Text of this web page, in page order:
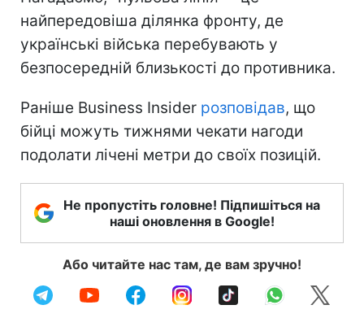
найпередовіша ділянка фронту, де
українські війська перебувають у
безпосередній близькості до противника.
Раніше Business Insider розповідав, що
бійці можуть тижнями чекати нагоди
подолати лічені метри до своїх позицій.
Не пропустіть головне! Підпишіться на
наші оновлення в Google!
Або читайте нас там, де вам зручно!